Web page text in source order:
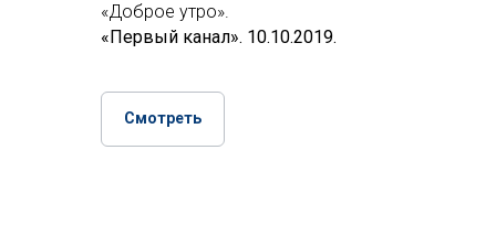
«Доброе утро».
«Первый канал». 10.10.2019.
Смотреть